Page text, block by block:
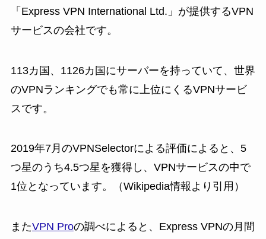
「Express VPN International Ltd.」が提供するVPN
サービスの会社です。
113カ国、1126カ国にサーバーを持っていて、世界
のVPNランキングでも常に上位にくるVPNサービ
スです。
2019年7月のVPNSelectorによる評価によると、5
つ星のうち4.5つ星を獲得し、VPNサービスの中で
1位となっています。（Wikipedia情報より引用）
またVPN Proの調べによると、Express VPNの月間